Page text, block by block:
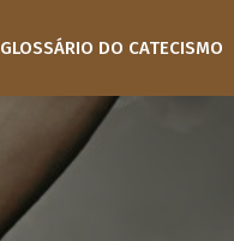
GLOSSÁRIO DO CATECISMO